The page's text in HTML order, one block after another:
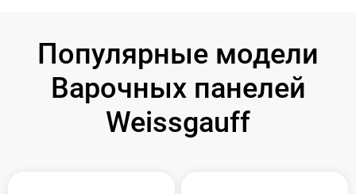
Популярные модели
Варочных панелей
Weissgauff